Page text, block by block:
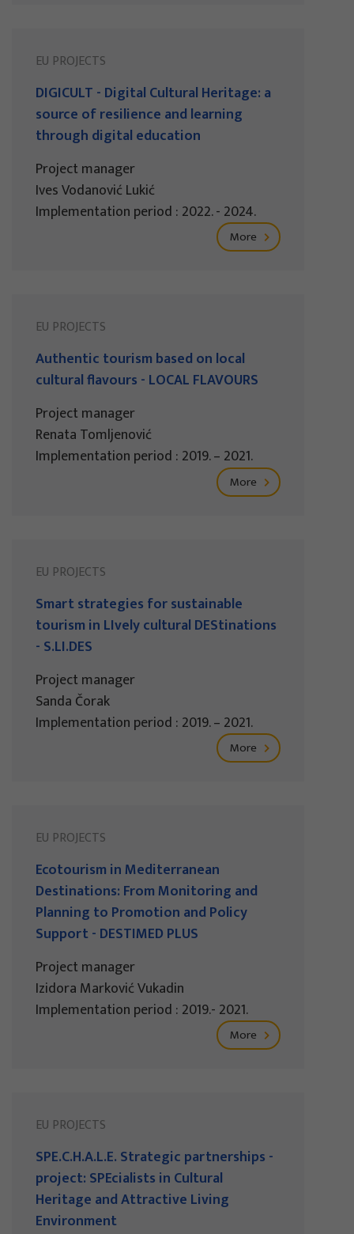
EU PROJECTS
DIGICULT - Digital Cultural Heritage: a
source of resilience and learning
through digital education
Project manager
Ives Vodanović Lukić
Implementation period : 2022. - 2024.
More
EU PROJECTS
Authentic tourism based on local
cultural flavours - LOCAL FLAVOURS
Project manager
Renata Tomljenović
Implementation period : 2019. – 2021.
More
EU PROJECTS
Smart strategies for sustainable
tourism in LIvely cultural DEStinations
- S.LI.DES
Project manager
Sanda Čorak
Implementation period : 2019. – 2021.
More
EU PROJECTS
Ecotourism in Mediterranean
Destinations: From Monitoring and
Planning to Promotion and Policy
Support - DESTIMED PLUS
Project manager
Izidora Marković Vukadin
Implementation period : 2019.- 2021.
More
EU PROJECTS
SPE.C.H.A.L.E. Strategic partnerships -
project: SPEcialists in Cultural
Heritage and Attractive Living
Environment